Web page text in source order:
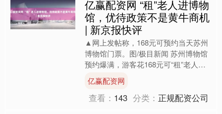
亿赢配资网 “租”老人进博物
馆，优待政策不是黄牛商机
| 新京报快评
▲网上发帖称，168元可预约当天苏州
博物馆门票。图/极目新闻 苏州博物馆
预约爆满，游客花168元可“租”老人免
预约进馆？ 据极目新闻报道，近日，
有网友发视频称，....
亿赢配资网
查看： 143 分类： 正规配资公司